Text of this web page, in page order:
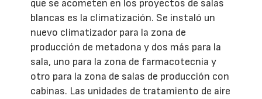
que se acometen en los proyectos de salas
blancas es la climatización. Se instaló un
nuevo climatizador para la zona de
producción de metadona y dos más para la
sala, uno para la zona de farmacotecnia y
otro para la zona de salas de producción con
cabinas. Las unidades de tratamiento de aire